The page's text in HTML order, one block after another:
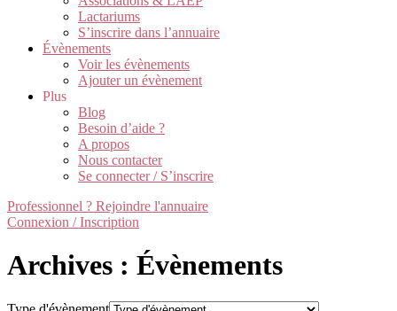
Lactariums
S’inscrire dans l’annuaire
Évènements
Voir les évènements
Ajouter un évènement
Plus
Blog
Besoin d’aide ?
A propos
Nous contacter
Se connecter / S’inscrire
Professionnel ? Rejoindre l'annuaire
Connexion / Inscription
Archives : Évènements